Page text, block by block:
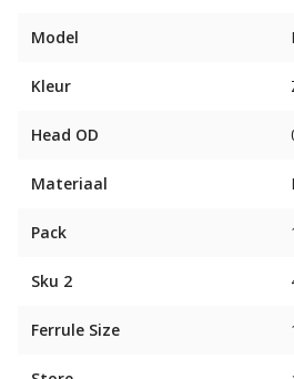
Model
Kleur
Head OD
Materiaal
Pack
Sku 2
Ferrule Size